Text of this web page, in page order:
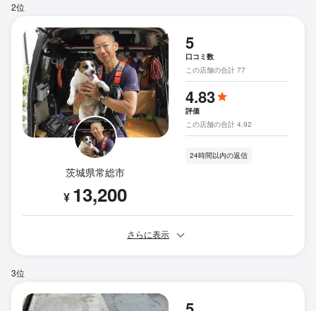
2位
茨城県常総市
¥ 13,200
5
口コミ数
この店舗の合計 77
4.83
評価
この店舗の合計 4.92
24時間以内の返信
さらに表示
3位